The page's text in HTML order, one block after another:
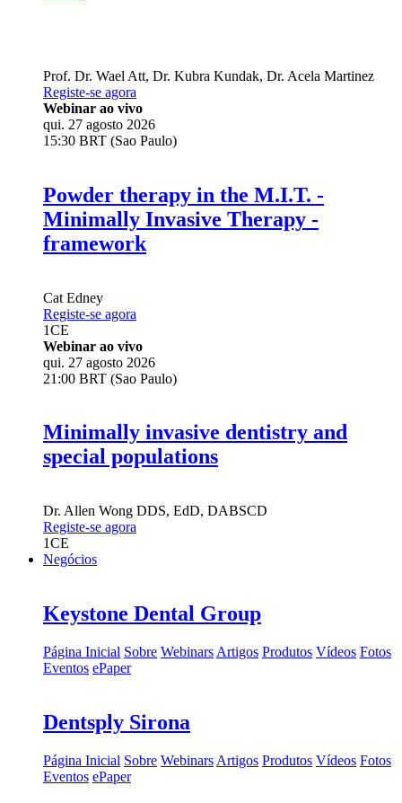
Prof. Dr. Wael Att, Dr. Kubra Kundak, Dr. Acela Martinez
Registe-se agora
Webinar ao vivo
qui. 27 agosto 2026
15:30 BRT (Sao Paulo)
Powder therapy in the M.I.T. -
Minimally Invasive Therapy -
framework
Cat Edney
Registe-se agora
1CE
Webinar ao vivo
qui. 27 agosto 2026
21:00 BRT (Sao Paulo)
Minimally invasive dentistry and
special populations
Dr. Allen Wong DDS, EdD, DABSCD
Registe-se agora
1CE
Negócios
Keystone Dental Group
Página Inicial Sobre Webinars Artigos Produtos Vídeos Fotos
Eventos ePaper
Dentsply Sirona
Página Inicial Sobre Webinars Artigos Produtos Vídeos Fotos
Eventos ePaper